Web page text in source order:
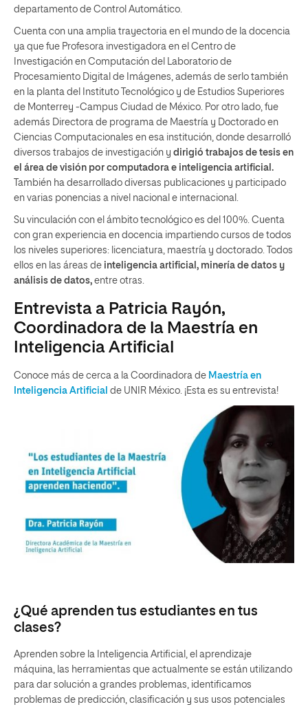
departamento de Control Automático.
Cuenta con una amplia trayectoria en el mundo de la docencia
ya que fue Profesora investigadora en el Centro de
Investigación en Computación del Laboratorio de
Procesamiento Digital de Imágenes, además de serlo también
en la planta del Instituto Tecnológico y de Estudios Superiores
de Monterrey -Campus Ciudad de México. Por otro lado, fue
además Directora de programa de Maestría y Doctorado en
Ciencias Computacionales en esa institución, donde desarrolló
diversos trabajos de investigación y dirigió trabajos de tesis en
el área de visión por computadora e inteligencia artificial.
También ha desarrollado diversas publicaciones y participado
en varias ponencias a nivel nacional e internacional.
Su vinculación con el ámbito tecnológico es del 100%. Cuenta
con gran experiencia en docencia impartiendo cursos de todos
los niveles superiores: licenciatura, maestría y doctorado. Todos
ellos en las áreas de inteligencia artificial, minería de datos y
análisis de datos, entre otras.
Entrevista a Patricia Rayón,
Coordinadora de la Maestría en
Inteligencia Artificial
Conoce más de cerca a la Coordinadora de Maestría en
Inteligencia Artificial de UNIR México. ¡Esta es su entrevista!
¿Qué aprenden tus estudiantes en tus
clases?
Aprenden sobre la Inteligencia Artificial, el aprendizaje
máquina, las herramientas que actualmente se están utilizando
para dar solución a grandes problemas, identificamos
problemas de predicción, clasificación y sus usos potenciales